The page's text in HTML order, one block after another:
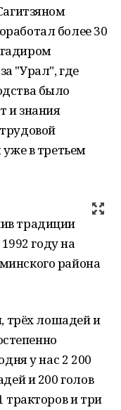
более 30
"Урал", где
было
и знания
уже в третьем
традиции
году на
района
трёх лошадей и
у нас 2 200
и 200 голов
тракторов и три